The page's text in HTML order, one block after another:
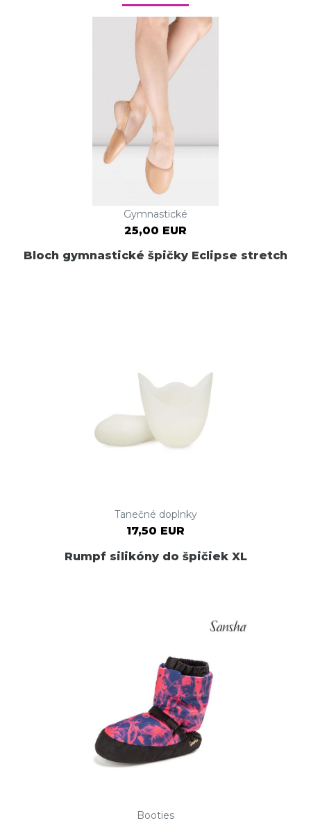
Gymnastické
25,00 EUR
Bloch gymnastické špičky Eclipse stretch
Tanečné doplnky
17,50 EUR
Rumpf silikóny do špičiek XL
Booties